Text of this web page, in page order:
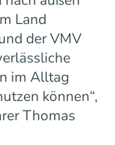
Land
der VMV
im Alltag
können“,
Thomas